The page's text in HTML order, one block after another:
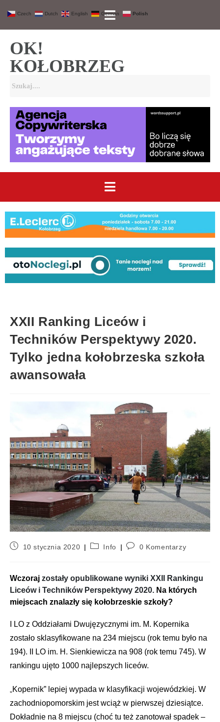
OK!
KOŁOBRZEG
XXII Ranking Liceów i
Techników Perspektywy 2020.
Tylko jedna kołobrzeska szkoła
awansowała
10 stycznia 2020 Info 0 Komentarzy
Wczoraj zostały opublikowane wyniki XXII Rankingu
Liceów i Techników Perspektywy 2020. Na których
miejscach znalazły się kołobrzeskie szkoły?
I LO z Oddziałami Dwujęzycznymi im. M. Kopernika
zostało sklasyfikowane na 234 miejscu (rok temu było na
194).
II LO im. H. Sienkiewicza na 908 (rok temu 745). W
rankingu ujęto 1000 najlepszych liceów.
Kopernik” lepiej wypada w klasyfikacji wojewódzkiej. W
zachodniopomorskim jest wciąż w pierwszej dziesiątce.
Dokładnie na 8 miejscu (choć tu też zanotował spadek –
Czech Dutch English German Polish